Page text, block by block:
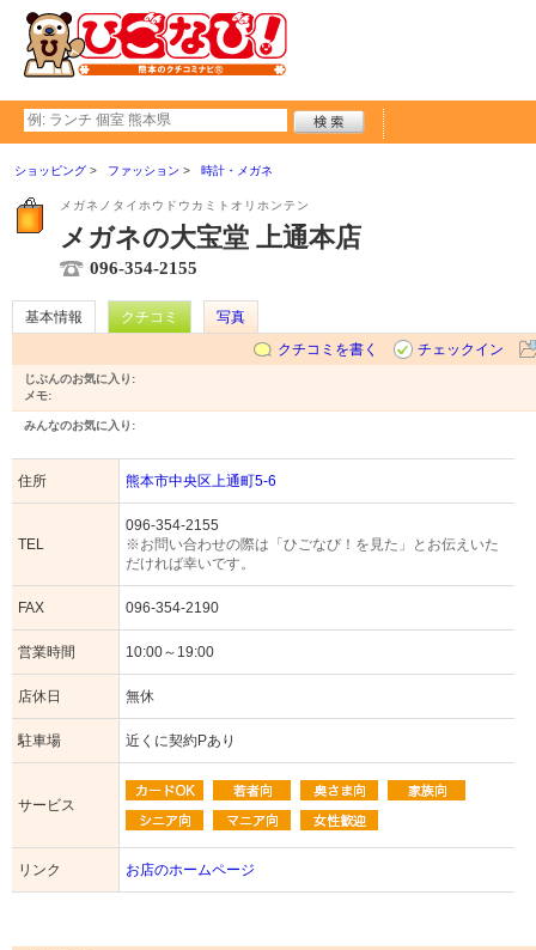
ショッピング ファッション 時計・メガネ
メガネノタイホウドウカミトオリホンテン
メガネの大宝堂 上通本店
096-354-2155
基本情報 クチコミ
写真
クチコミを書く
チェックイン
じぶんのお気に入り:
メモ:
みんなのお気に入り:
住所 熊本市中央区上通町5-6
TEL
096-354-2155
※お問い合わせの際は「ひごなび！を見た」とお伝えいた
だければ幸いです。
FAX 096-354-2190
営業時間 10:00～19:00
店休日 無休
駐車場 近くに契約Pあり
サービス
リンク お店のホームページ